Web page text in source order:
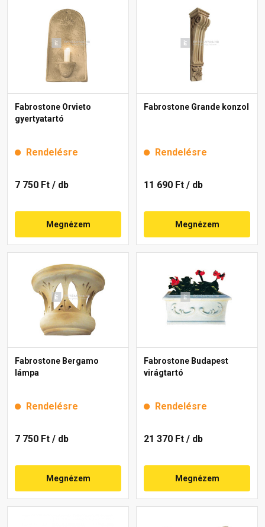
Fabrostone Orvieto
gyertyatartó
Rendelésre
7 750 Ft / db
Megnézem
Fabrostone Grande konzol
Rendelésre
11 690 Ft / db
Megnézem
Fabrostone Bergamo
lámpa
Rendelésre
7 750 Ft / db
Megnézem
Fabrostone Budapest
virágtartó
Rendelésre
21 370 Ft / db
Megnézem